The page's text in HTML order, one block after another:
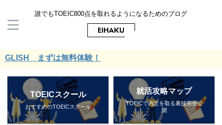
誰でもTOEIC800点を取れるようになるためのブログ
まずは無料体験！
TOEICスクール
おすすめのTOEICスクール
就活攻略マップ
TOEICで内定を取る裏技完全公
開